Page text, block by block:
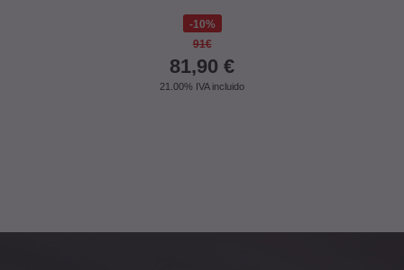
10%
91€
81,90 €
21.00% IVA incluido